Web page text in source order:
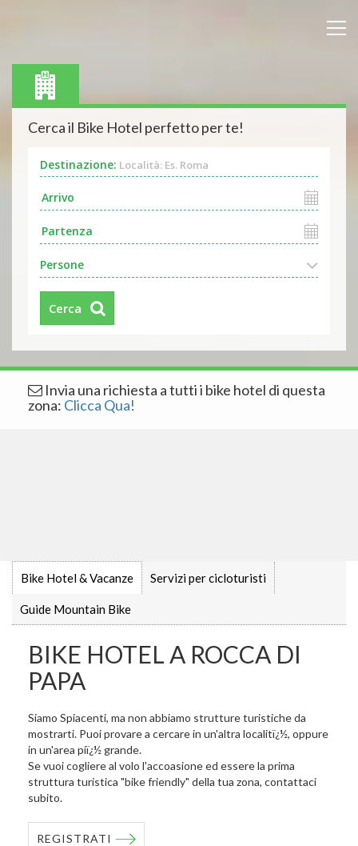
Cerca il Bike Hotel perfetto per te!
Destinazione: Località: Es. Roma
Persone
Cerca
Invia una richiesta a tutti i bike hotel di questa
zona: Clicca Qua!
Bike Hotel & Vacanze Servizi per cicloturisti
Guide Mountain Bike
BIKE HOTEL A ROCCA DI
PAPA
Siamo Spiacenti, ma non abbiamo strutture turistiche da
mostrarti. Puoi provare a cercare in un'altra localitï¿½, oppure
in un'area piï¿½ grande.
Se vuoi cogliere al volo l'accoasione ed essere la prima
struttura turistica "bike friendly" della tua zona, contattaci
subito.
REGISTRATI